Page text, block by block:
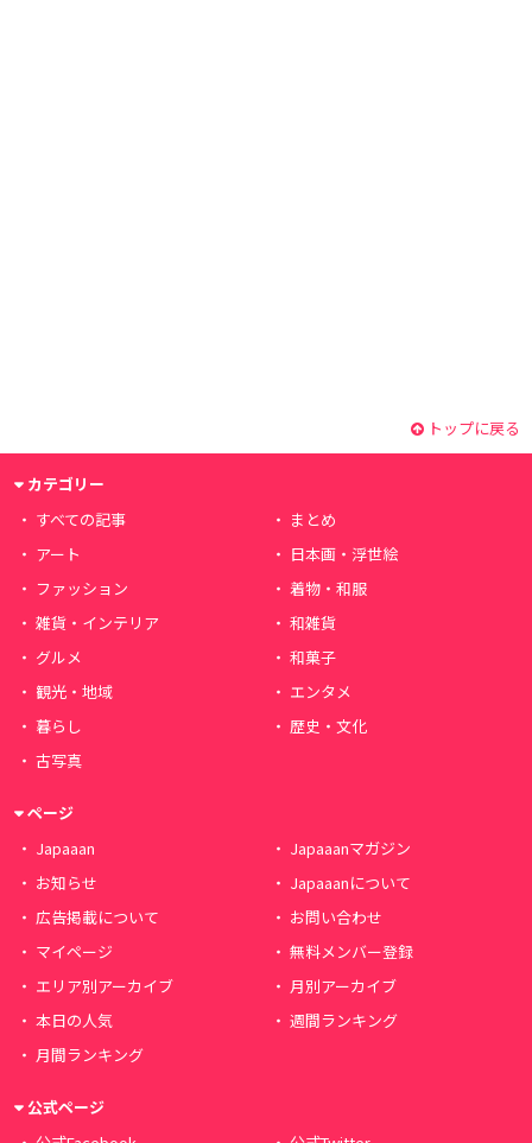
トップに戻る
カテゴリー
すべての記事
まとめ
アート
日本画・浮世絵
ファッション
着物・和服
雑貨・インテリア
和雑貨
グルメ
和菓子
観光・地域
エンタメ
暮らし
歴史・文化
古写真
ページ
Japaaan
Japaaanマガジン
お知らせ
Japaaanについて
広告掲載について
お問い合わせ
マイページ
無料メンバー登録
エリア別アーカイブ
月別アーカイブ
本日の人気
週間ランキング
月間ランキング
公式ページ